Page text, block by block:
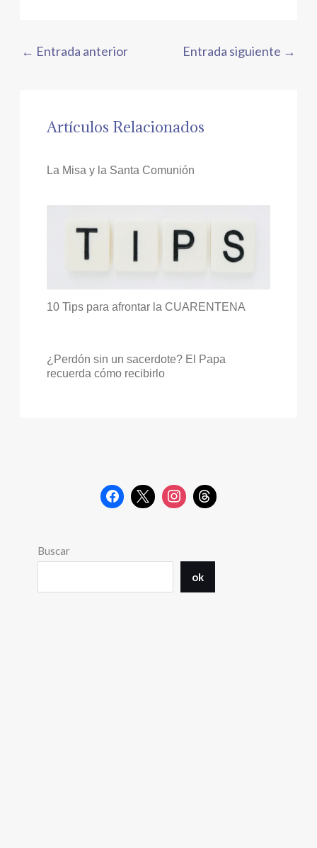
← Entrada anterior Entrada siguiente →
Artículos Relacionados
La Misa y la Santa Comunión
10 Tips para afrontar la CUARENTENA
¿Perdón sin un sacerdote? El Papa
recuerda cómo recibirlo
Buscar
ok